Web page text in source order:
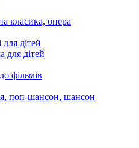
класика, опера
дітей
для дітей
фільмів
поп-шансон, шансон